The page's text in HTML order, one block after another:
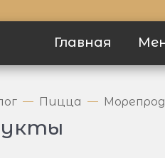
Главная
Пицца